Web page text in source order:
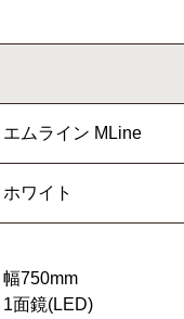
エムライン MLine
ホワイト
幅750mm
1面鏡(LED)